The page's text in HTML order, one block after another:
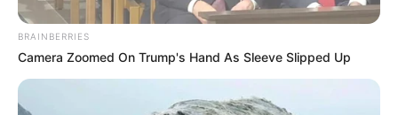
BRAINBERRIES
Camera Zoomed On Trump's Hand As Sleeve Slipped Up